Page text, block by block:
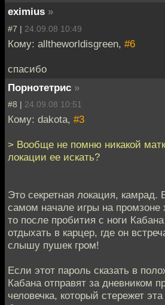
eximius »
#7 | 24.09.08 10:49
Кому: alltheworldisgreen, #6
спасибо
Порнотетрис »
#8 | 24.09.08 10:51
Кому: dakota, #3
> Вообще не помню никакой
локации ее искать?
Это секретная локация,
самом начале игры на промзоне
то после пробития с ноги
отдыхать в карцер, где он
слышу пушек гром!
Если этот пароль сказать в
Кабана отправят за дневником
человечка, который стережет